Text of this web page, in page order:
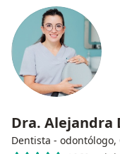
Dra. Alejandra
Dentista -